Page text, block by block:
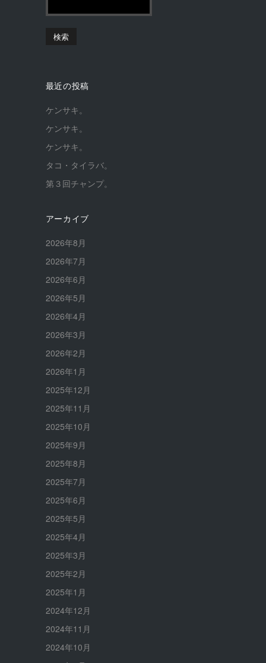
最近の投稿
ケンサキ。
ケンサキ。
ケンサキ。
タコ・タイラバ。
第３回チャンプ。
アーカイブ
2026年8月
2026年7月
2026年6月
2026年5月
2026年4月
2026年3月
2026年2月
2026年1月
2025年12月
2025年11月
2025年10月
2025年9月
2025年8月
2025年7月
2025年6月
2025年5月
2025年4月
2025年3月
2025年2月
2025年1月
2024年12月
2024年11月
2024年10月